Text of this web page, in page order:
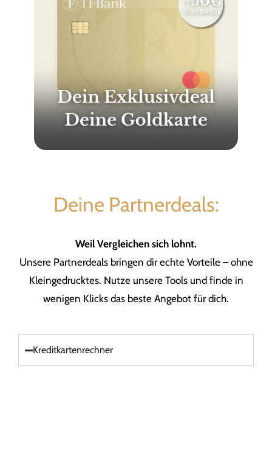
Deine Partnerdeals:
Weil Vergleichen sich lohnt.
Unsere Partnerdeals bringen dir echte Vorteile – ohne
Kleingedrucktes. Nutze unsere Tools und finde in
wenigen Klicks das beste Angebot für dich.
Kreditkartenrechner